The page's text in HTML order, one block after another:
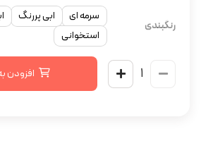
رنگبندی
سرمه ای ابی پررنگ
استخوانی
افزودن